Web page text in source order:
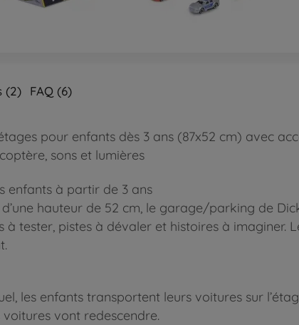
(2) FAQ (6)
pour enfants dès 3 ans (87x52 cm) avec
sons et lumières
enfants à partir de 3 ans
d’une hauteur de 52 cm, le garage/parking de
à tester, pistes à dévaler et histoires à imaginer.
les enfants transportent leurs voitures sur
vont redescendre.